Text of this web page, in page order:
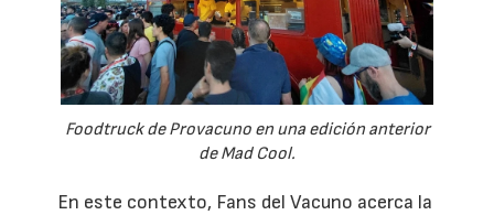
Foodtruck de Provacuno en una edición anterior
de Mad Cool.
En este contexto, Fans del Vacuno acerca la